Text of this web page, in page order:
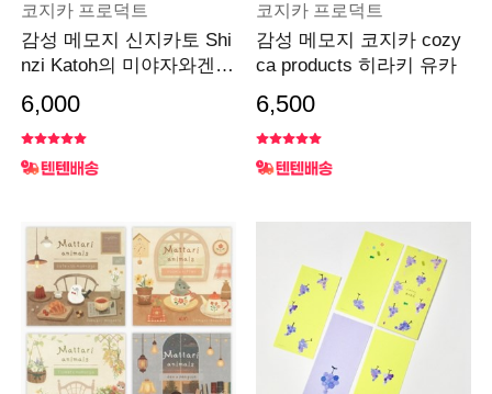
코지카 프로덕트
감성 메모지 신지카토 Shi
nzi Katoh의 미야자와겐지
6,000
코지카 프로덕트
감성 메모지 코지카 cozy
ca products 히라키 유카
6,500